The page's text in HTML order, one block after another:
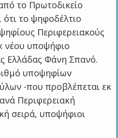
το Πρωτοδικείο
ότι το ψηφοδέλτιο
Περιφερειακούς
νέου υποψήφιο
Ελλάδας Φάνη Σπανό.
υποψηφίων
-που προβλέπεται εκ
Περιφερειακή
σειρά, υποψήφιοι